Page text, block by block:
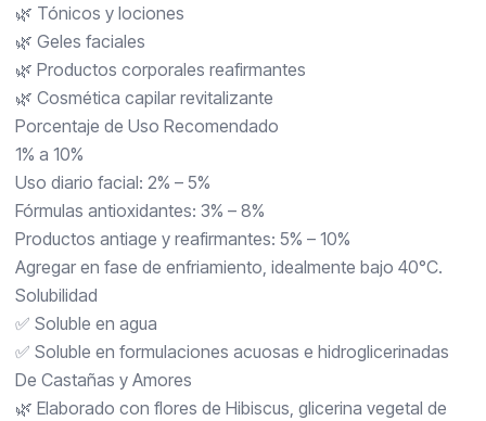
🌿 Tónicos y lociones
🌿 Geles faciales
🌿 Productos corporales reafirmantes
🌿 Cosmética capilar revitalizante
Porcentaje de Uso Recomendado
1% a 10%
Uso diario facial: 2% – 5%
Fórmulas antioxidantes: 3% – 8%
Productos antiage y reafirmantes: 5% – 10%
Agregar en fase de enfriamiento, idealmente bajo 40°C.
Solubilidad
✅ Soluble en agua
✅ Soluble en formulaciones acuosas e hidroglicerinadas
De Castañas y Amores
🌿 Elaborado con flores de Hibiscus, glicerina vegetal de